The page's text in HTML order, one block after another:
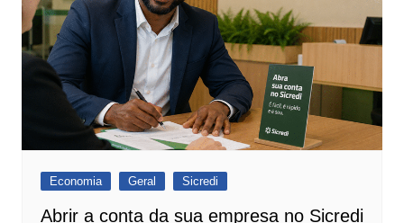
Economia Geral Sicredi
Abrir a conta da sua empresa no Sicredi